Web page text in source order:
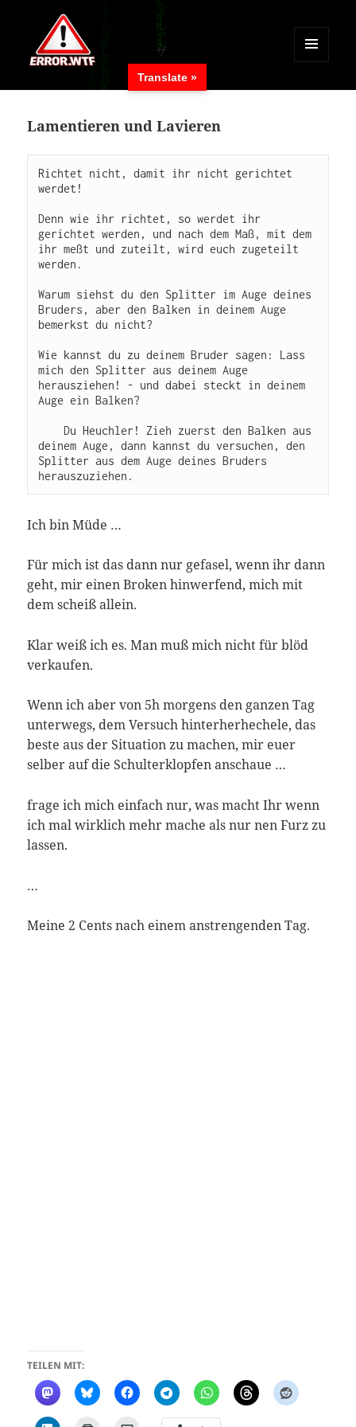
MENÜ
WIDGETS
Lamentieren und Lavieren
Richtet nicht, damit ihr nicht gerichtet
werdet!
Denn wie ihr richtet, so werdet ihr
gerichtet werden, und nach dem Maß, mit dem
ihr meßt und zuteilt, wird euch zugeteilt
werden.
Warum siehst du den Splitter im Auge deines
Bruders, aber den Balken in deinem Auge
bemerkst du nicht?
Wie kannst du zu deinem Bruder sagen: Lass
mich den Splitter aus deinem Auge
herausziehen! - und dabei steckt in deinem
Auge ein Balken?
    Du Heuchler! Zieh zuerst den Balken aus
deinem Auge, dann kannst du versuchen, den
Splitter aus dem Auge deines Bruders
Ich bin Müde …
Für mich ist das dann nur gefasel, wenn ihr dann
geht, mir einen Broken hinwerfend, mich mit
dem scheiß allein.
Klar weiß ich es. Man muß mich nicht für blöd
verkaufen.
Wenn ich aber von 5h morgens den ganzen Tag
unterwegs, dem Versuch hinterherhechele, das
beste aus der Situation zu machen, mir euer
selber auf die Schulterklopfen anschaue …
frage ich mich einfach nur, was macht Ihr wenn
ich mal wirklich mehr mache als nur nen Furz zu
lassen.
…
Meine 2 Cents nach einem anstrengenden Tag.
TEILEN MIT:
Translate »